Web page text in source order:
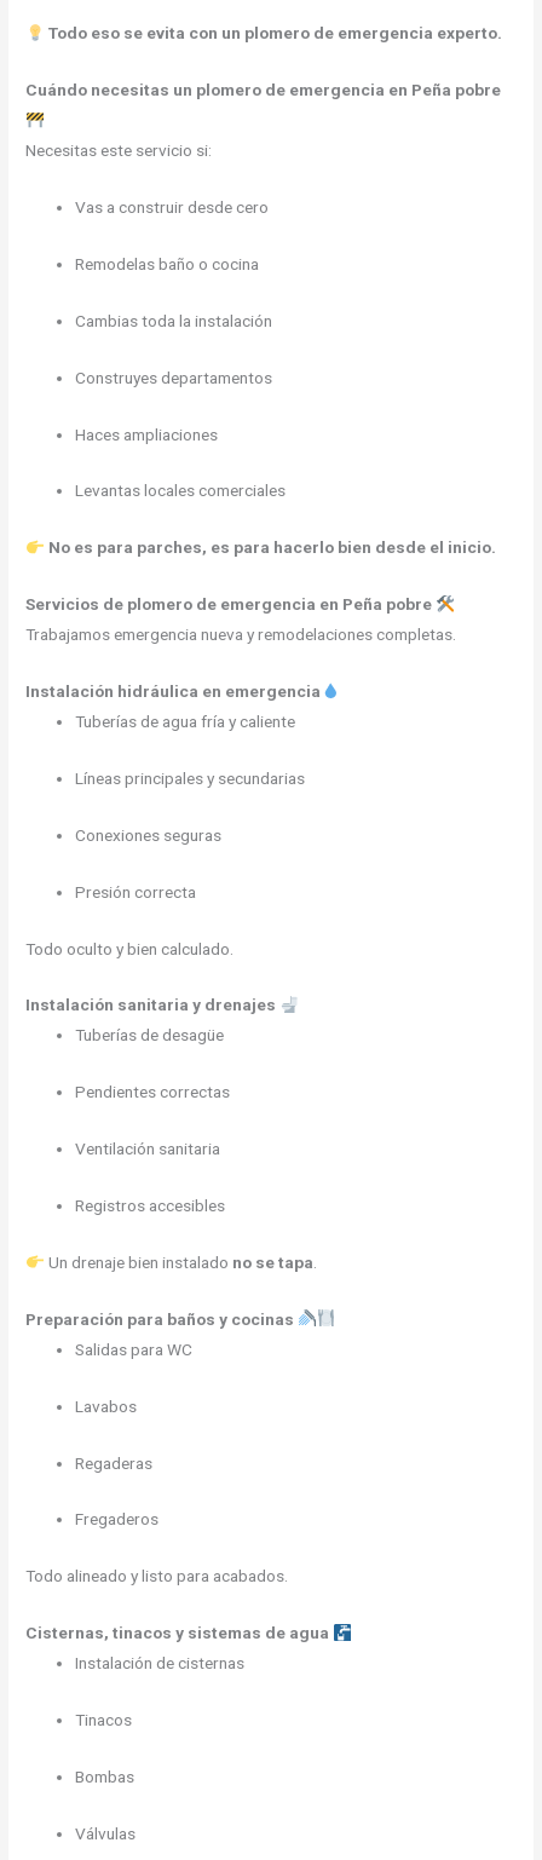
Todo eso se evita con un plomero de emergencia experto.
Cuándo necesitas un plomero de emergencia en Peña pobre
Necesitas este servicio si:
Vas a construir desde cero
Remodelas baño o cocina
Cambias toda la instalación
Construyes departamentos
Haces ampliaciones
Levantas locales comerciales
No es para parches, es para hacerlo bien desde el inicio.
Servicios de plomero de emergencia en Peña pobre
Trabajamos emergencia nueva y remodelaciones completas.
Instalación hidráulica en emergencia
Tuberías de agua fría y caliente
Líneas principales y secundarias
Conexiones seguras
Presión correcta
Todo oculto y bien calculado.
Instalación sanitaria y drenajes
Tuberías de desagüe
Pendientes correctas
Ventilación sanitaria
Registros accesibles
Un drenaje bien instalado no se tapa
Preparación para baños y cocinas
Salidas para WC
Lavabos
Regaderas
Fregaderos
Todo alineado y listo para acabados.
Cisternas, tinacos y sistemas de agua
Instalación de cisternas
Tinacos
Bombas
Válvulas